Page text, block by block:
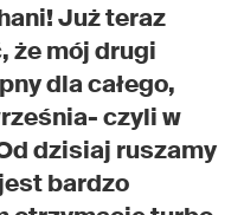
Już teraz
że mój drugi
dla całego,
czyli w
dzisiaj ruszamy
bardzo